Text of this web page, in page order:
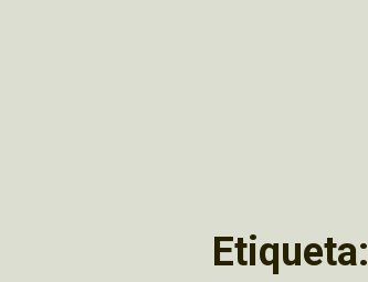
Etiqueta: